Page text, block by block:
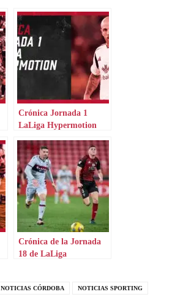
Crónica Jornada 1
LaLiga Hypermotion
Crónica de la Jornada
18 de LaLiga
NOTICIAS CÓRDOBA NOTICIAS SPORTING